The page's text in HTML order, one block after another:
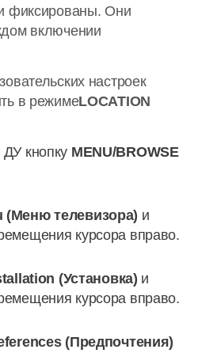
фиксированы. Они
включении
настроек
в режимеLOCATION
кнопку MENU/BROWSE
(Меню телевизора) и
курсора вправо.
(Установка) и
курсора вправо.
(Предпочтения)